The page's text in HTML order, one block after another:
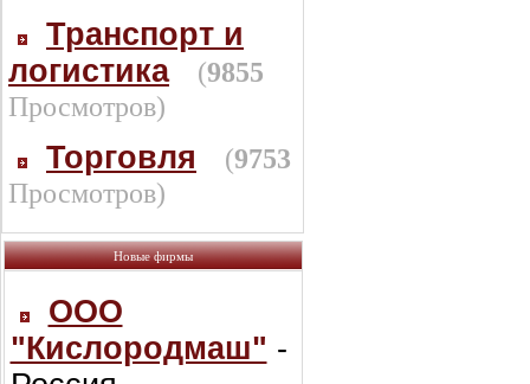
Транспорт и
логистика
(9855
Просмотров)
Торговля (9753
Просмотров)
Новые фирмы
ООО
"Кислородмаш" -